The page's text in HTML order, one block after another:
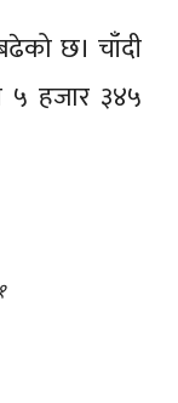
छ। चाँदी
हजार ३४५